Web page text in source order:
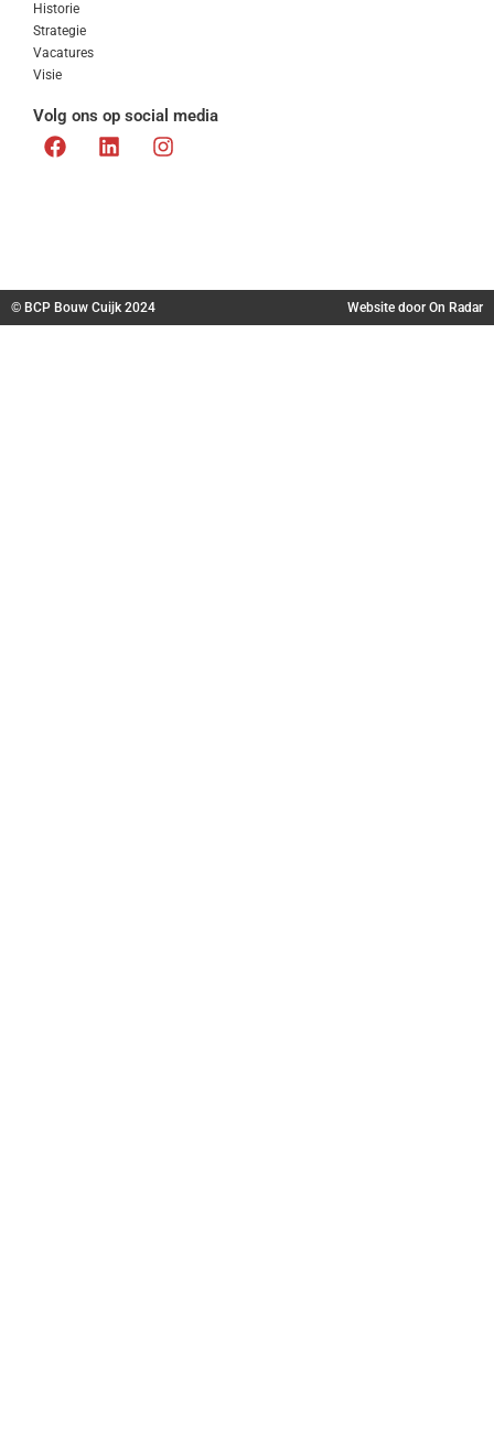
Historie
Strategie
Vacatures
Visie
Volg ons op social media
© BCP Bouw Cuijk 2024 Website door On Radar